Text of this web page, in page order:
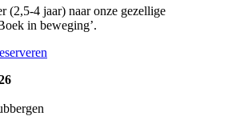
(2,5-4 jaar) naar onze gezellige
in beweging’.